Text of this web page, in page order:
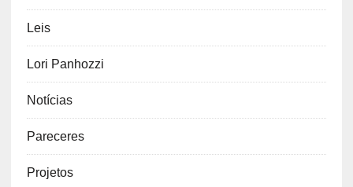
Leis
Lori Panhozzi
Notícias
Pareceres
Projetos